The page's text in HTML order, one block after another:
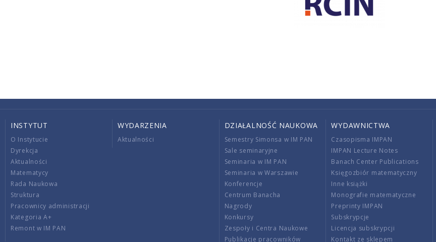
INSTYTUT
O Instytucie
Dyrekcja
Aktualności
Matematycy
Rada Naukowa
Struktura
Pracownicy administracji
Kategoria A+
Remont w IM PAN
WYDARZENIA
Aktualności
DZIAŁALNOŚĆ NAUKOWA
Semestry Simonsa w IM PAN
Sale seminaryjne
Seminaria w IM PAN
Seminaria w Warszawie
Konferencje
Centrum Banacha
Nagrody
Konkursy
Zespoły i Centra Naukowe
Publikacje pracowników
WYDAWNICTWA
Czasopisma IMPAN
IMPAN Lecture Notes
Banach Center Publications
Księgozbiór matematyczny
Inne książki
Monografie matematyczne
Preprinty IMPAN
Subskrypcje
Licencja subskrypcji
Kontakt ze sklepem